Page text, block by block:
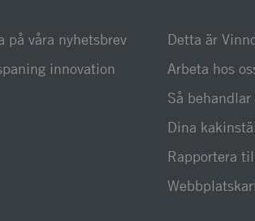
på våra nyhetsbrev
innovation
Detta är
Arbeta hos
Så
Dina
Rapportera